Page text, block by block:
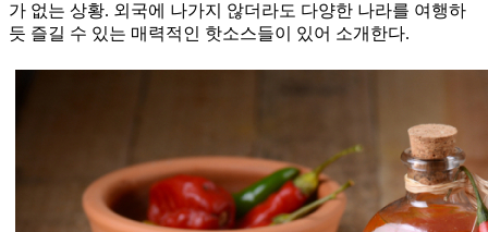
가 없는 상황. 외국에 나가지 않더라도 다양한 나라를 여행하
듯 즐길 수 있는 매력적인 핫소스들이 있어 소개한다.